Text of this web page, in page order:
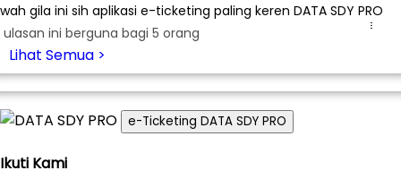
wah gila ini sih aplikasi e-ticketing paling keren DATA SDY PRO
ulasan ini berguna bagi 5 orang
...
Lihat Semua >
e-Ticketing DATA SDY PRO
Ikuti Kami